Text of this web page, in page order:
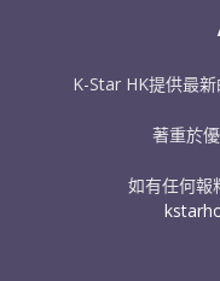
K-Star HK提供最
著重於
如有任何報